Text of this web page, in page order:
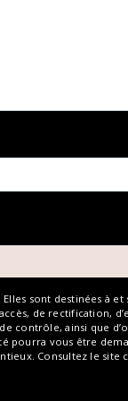
sont destinées à et
de rectification,
contrôle, ainsi que
pourra vous être
Consultez le site